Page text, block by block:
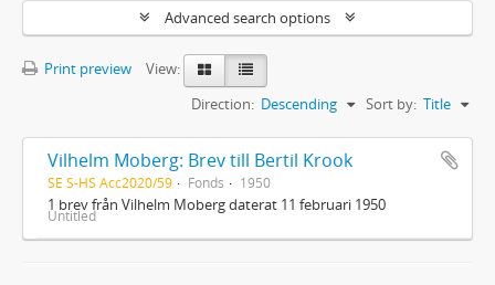
Advanced search options
Print preview
View:
Sort by: Title
Direction: Descending
Vilhelm Moberg: Brev till Bertil Krook
SE S-HS Acc2020/59 Fonds 1950
1 brev från Vilhelm Moberg daterat 11 februari 1950
Untitled